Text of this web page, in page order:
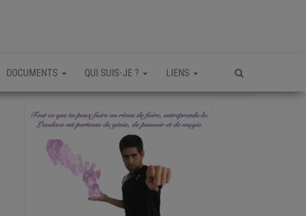
DOCUMENTS QUI SUIS-JE ? LIENS